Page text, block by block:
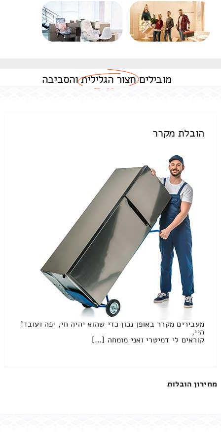
מוביליםחצור הגליליתוהסביבה
הובלת מקרר
מעבירים מקרר באופן נכון כדי שהוא יהיה חי, יפה ועובד!
היי,
קוראים לי דמיטרי ואני מומחה […]
מחירון הובלות